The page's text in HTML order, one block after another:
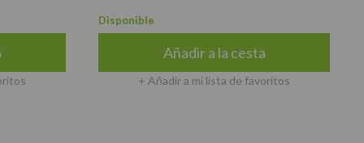
Disponible
Añadir a la cesta
+ Añadir a mi lista de favoritos